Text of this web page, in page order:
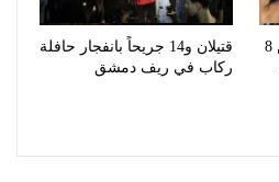
الدفاع المدني في غزة يعاين 8
قتيلان و14 جريحاً بانفجار حافلة
ركاب في ريف دمشق